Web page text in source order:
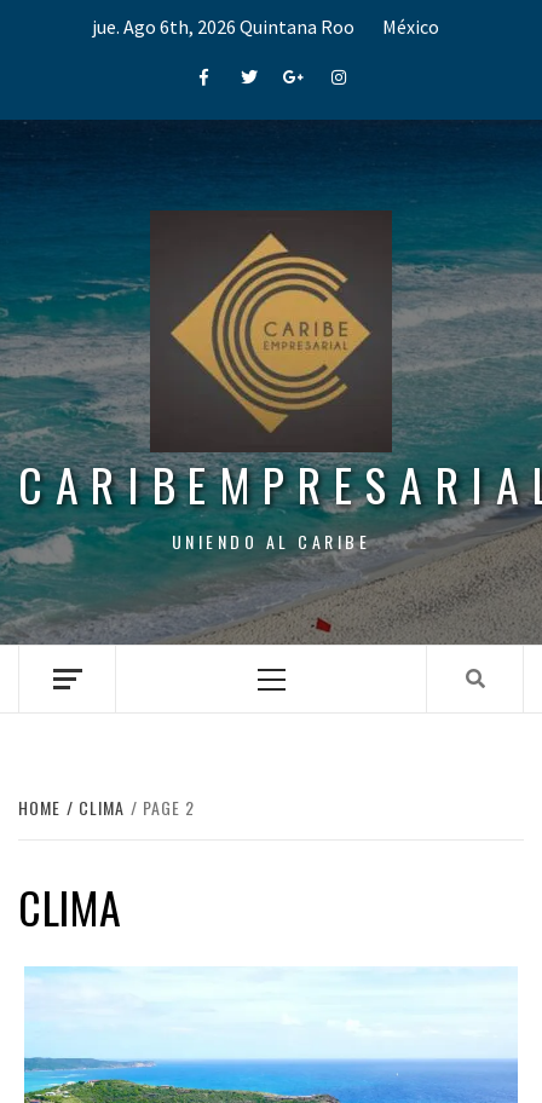
jue. Ago 6th, 2026 Quintana Roo México
FacebookTwitterGoogle+Instagram
UNIENDO AL CARIBE
Menu
HOME CLIMA PAGE 2
CLIMA